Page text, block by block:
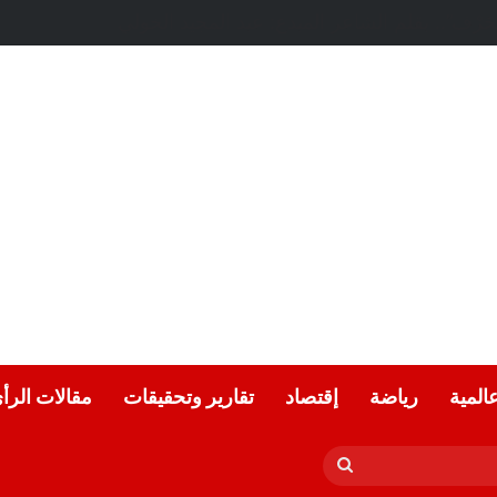
رياضة إقتصاد تقارير وتحقيقات مقالات
بحث